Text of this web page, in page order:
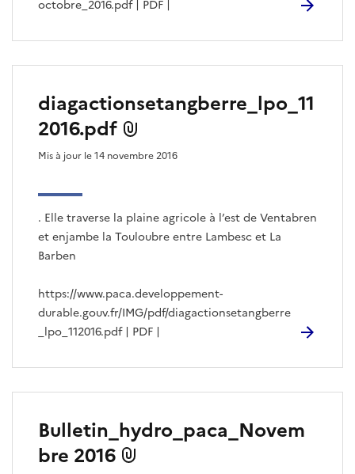
octobre_2016.pdf | PDF |
diagactionsetangberre_lpo_11
2016.pdf
. Elle traverse la plaine agricole à l’est de Ventabren
et enjambe la Touloubre entre Lambesc et La
Barben
Mis à jour le 14 novembre 2016
https://www.paca.developpement-
durable.gouv.fr/IMG/pdf/diagactionsetangberre
_lpo_112016.pdf | PDF |
Bulletin_hydro_paca_Novem
bre 2016